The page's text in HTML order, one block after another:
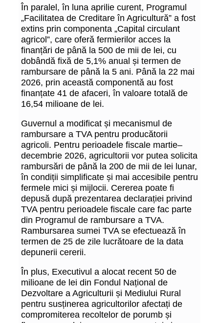
În paralel, în luna aprilie curent, Programul
„Facilitatea de Creditare în Agricultură” a fost
extins prin componenta „Capital circulant
agricol”, care oferă fermierilor acces la
finanțări de până la 500 de mii de lei, cu
dobândă fixă de 5,1% anual și termen de
rambursare de până la 5 ani. Până la 22 mai
2026, prin această componentă au fost
finanțate 41 de afaceri, în valoare totală de
16,54 milioane de lei.
Guvernul a modificat și mecanismul de
rambursare a TVA pentru producătorii
agricoli. Pentru perioadele fiscale martie–
decembrie 2026, agricultorii vor putea solicita
rambursări de până la 200 de mii de lei lunar,
în condiții simplificate și mai accesibile pentru
fermele mici și mijlocii. Cererea poate fi
depusă după prezentarea declarației privind
TVA pentru perioadele fiscale care fac parte
din Programul de rambursare a TVA.
Rambursarea sumei TVA se efectuează în
termen de 25 de zile lucrătoare de la data
depunerii cererii.
În plus, Executivul a alocat recent 50 de
milioane de lei din Fondul Național de
Dezvoltare a Agriculturii și Mediului Rural
pentru susținerea agricultorilor afectați de
compromiterea recoltelor de porumb și